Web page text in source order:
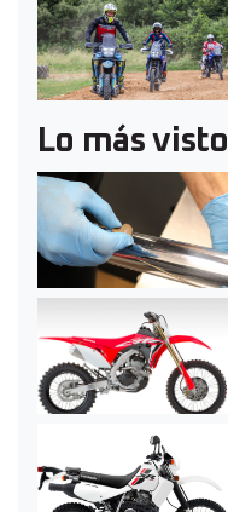
Lo más visto